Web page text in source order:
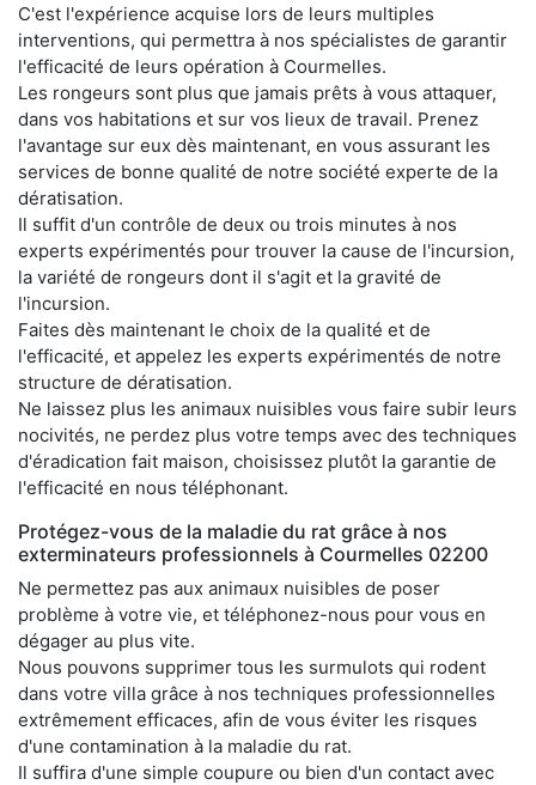
C'est l'expérience acquise lors de leurs multiples
interventions, qui permettra à nos spécialistes de garantir
l'efficacité de leurs opération à Courmelles.
Les rongeurs sont plus que jamais prêts à vous attaquer,
dans vos habitations et sur vos lieux de travail. Prenez
l'avantage sur eux dès maintenant, en vous assurant les
services de bonne qualité de notre société experte de la
dératisation.
Il suffit d'un contrôle de deux ou trois minutes à nos
experts expérimentés pour trouver la cause de l'incursion,
la variété de rongeurs dont il s'agit et la gravité de
l'incursion.
Faites dès maintenant le choix de la qualité et de
l'efficacité, et appelez les experts expérimentés de notre
structure de dératisation.
Ne laissez plus les animaux nuisibles vous faire subir leurs
nocivités, ne perdez plus votre temps avec des techniques
d'éradication fait maison, choisissez plutôt la garantie de
l'efficacité en nous téléphonant.
Protégez-vous de la maladie du rat grâce à nos
exterminateurs professionnels à Courmelles 02200
Ne permettez pas aux animaux nuisibles de poser
problème à votre vie, et téléphonez-nous pour vous en
dégager au plus vite.
Nous pouvons supprimer tous les surmulots qui rodent
dans votre villa grâce à nos techniques professionnelles
extrêmement efficaces, afin de vous éviter les risques
d'une contamination à la maladie du rat.
Il suffira d'une simple coupure ou bien d'un contact avec